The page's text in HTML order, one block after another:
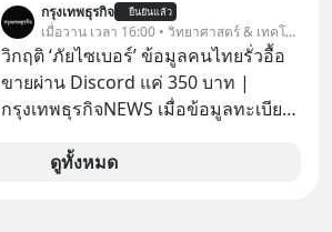
นิวเคลียร์ อัลกอริทึมของ Google ที่ใช้
โค่นล้มแชมป์เก่าอย่าง Yahoo และ
ความฉลาดของ AI ในปัจจุบัน มีอะไรที่
เหมือนกัน? เชื่อหรือไม่ว่า สิ่งเปลี่ยนโลก
ทั้งหมดนี้ ล้วนมีจุดเริ่มต้นมาจาก “การ
ทะเลาะกัน” ของนักคณิตศาสตร์ชาว
รัสเซียสองคนเมื่อกว่าร้อยปีก่อน! จาก
กรุงเทพธุรกิจ ยืนยันแล้ว
เมื่อวาน เวลา 16:00 • วิทยาศาสตร์ & เทคโนโลยี
วิกฤติ ‘ภัยไซเบอร์’ ข้อมูลคนไทยรั่วอื้อ
ขายผ่าน Discord แค่ 350 บาท |
กรุงเทพธุรกิจNEWS เมื่อข้อมูลทะเบียน
ในมือมิจฉาชีพ และถูกขายในตลาดมืด
ดูทั้งหมด